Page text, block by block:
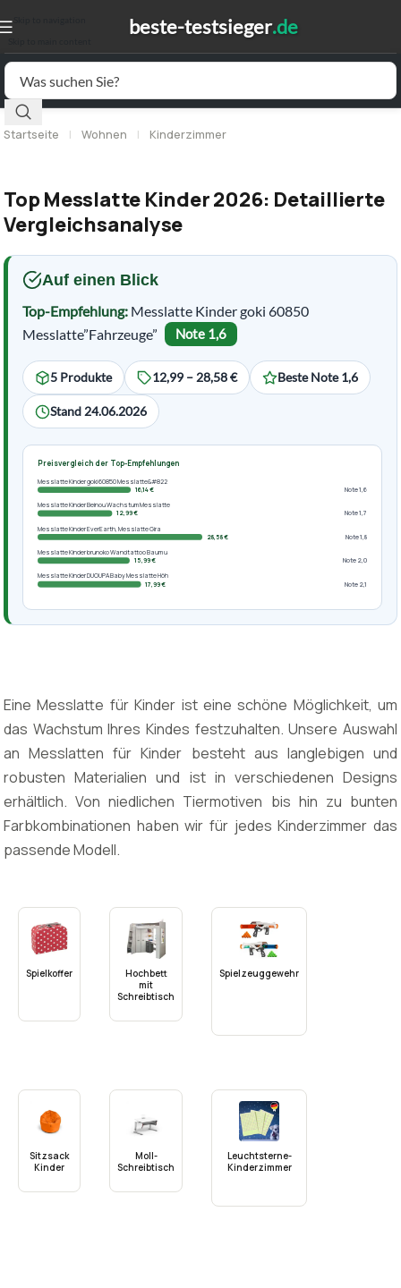
Startseite | Wohnen | Kinderzimmer
Top Messlatte Kinder 2026: Detaillierte
Vergleichsanalyse
Auf einen Blick
Top-Empfehlung: Messlatte Kinder goki 60850
Messlatte”Fahrzeuge”
Note 1,6
5 Produkte 12,99 – 28,58 € Beste Note 1,6
Stand 24.06.2026
Preisvergleich der Top-Empfehlungen
Messlatte Kinder goki 60850 Messlatte&#822
16,14 €
Note 1,6
Messlatte Kinder Beinou Wachstum Messlatte
12,99 €
Note 1,7
Messlatte Kinder EverEarth, Messlatte Gira
28,58 €
Note 1,8
Messlatte Kinder brunoko Wandtattoo Baum u
15,99 €
Note 2,0
Messlatte Kinder DUOUPA Baby Messlatte Höh
17,99 €
Note 2,1
Eine Messlatte für Kinder ist eine schöne Möglichkeit, um
das Wachstum Ihres Kindes festzuhalten. Unsere Auswahl
an Messlatten für Kinder besteht aus langlebigen und
robusten Materialien und ist in verschiedenen Designs
erhältlich. Von niedlichen Tiermotiven bis hin zu bunten
Farbkombinationen haben wir für jedes Kinderzimmer das
passende Modell.
Spielkoffer
Hochbett
mit
Schreibtisch
Spielzeuggewehr
Sitzsack
Kinder
Moll-
Schreibtisch
Leuchtsterne-
Kinderzimmer